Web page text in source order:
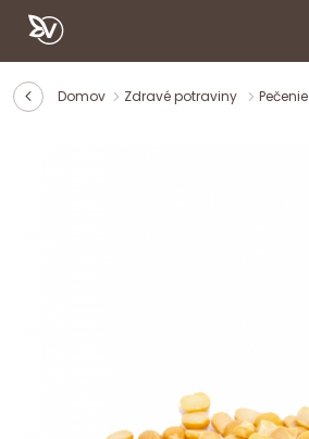
Domov Zdravé potraviny Pečenie